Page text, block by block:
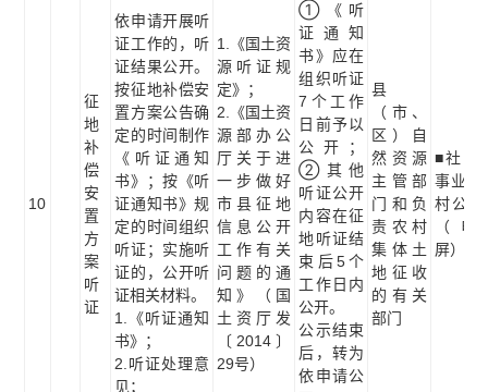
10
征
地
补
偿
安
置
方
案
听
证
依申请开展听
证工作的，听
证结果公开。
按征地补偿安
置方案公告确
定的时间制作
《听证通知
书》；按《听
证通知书》规
定的时间组织
听证；实施听
证的，公开听
证相关材料。
1.《听证通知
书》；
2.听证处理意
见；
1.《国土资
源听证规
定》；
2.《国土资
源部办公
厅关于进
一步做好
市县征地
信息公开
工作有关
问题的通
知》（国
土资厅发
〔2014〕
29号）
①《听
证通知
书》应在
组织听证
7个工作
日前予以
公开；
②其他
听证公开
内容在征
地听证结
束后5个
工作日内
公开。
公示结束
后，转为
依申请公
县
（市、
区）自
然资源
主管部
门和负
责农村
集体土
地征收
的有关
部门
■社区/
事业单
村公
（电
屏）